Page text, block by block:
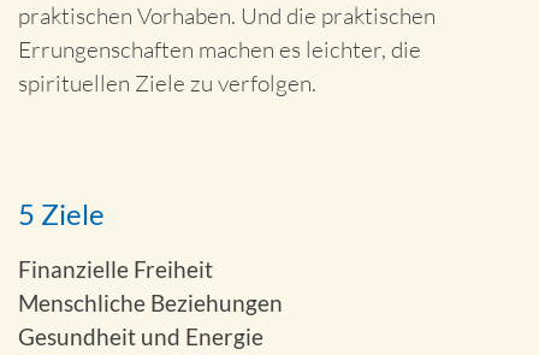
praktischen Vorhaben. Und die praktischen
Errungenschaften machen es leichter, die
spirituellen Ziele zu verfolgen.
5 Ziele
Finanzielle Freiheit
Menschliche Beziehungen
Gesundheit und Energie